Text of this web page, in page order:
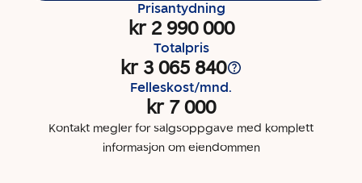
Prisantydning
kr 2 990 000
Totalpris
kr 3 065 840
Felleskost/mnd.
kr 7 000
Kontakt megler for salgsoppgave med komplett
informasjon om eiendommen